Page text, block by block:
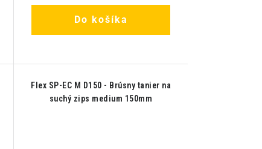
Do košíka
Flex SP-EC M D150 - Brúsny tanier na
suchý zips medium 150mm